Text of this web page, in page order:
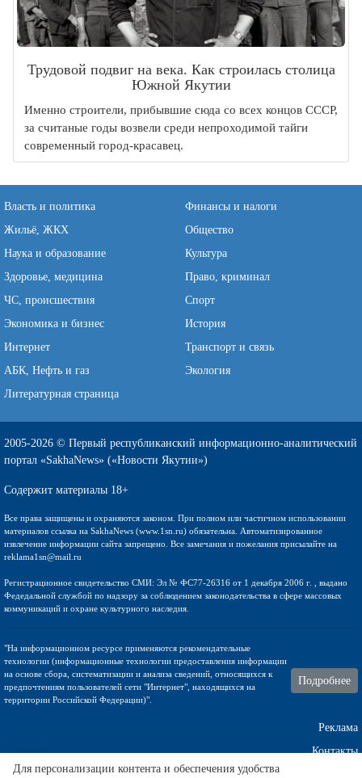
Трудовой подвиг на века. Как строилась столица
Южной Якутии
Именно строители, прибывшие сюда со всех концов СССР,
за считаные годы возвели среди непроходимой тайги
современный город-красавец.
Власть и политика
Финансы и налоги
Жильё, ЖКХ
Общество
Наука и образование
Культура
Здоровье, медицина
Право, криминал
ЧС, происшествия
Спорт
Экономика и бизнес
История
Интернет
Транспорт и связь
АБК, Нефть и газ
Экология
Литературная страница
2005-2026 © Первый республиканский информационно-аналитический
портал «SakhaNews» («Новости Якутии»)
Содержит материалы 18+
Все права защищены и охраняются законом. При полном или частичном использовании
материалов ссылка на SakhaNews (www.1sn.ru) обязательна. Автоматизированное
извлечение информации сайта запрещено. Все замечания и пожелания присылайте на
reklama1sn@mail.ru
Регистрационное свидетельство СМИ: Эл № ФС77-26316 от 1 декабря 2006 г. , выдано
Федедальной службой по надзору за соблюдением законодательства в сфере массовых
коммуникаций и охране культурного наследия.
"На информационном ресурсе применяются рекомендательные
технологии (информационные технологии предоставления информации
на основе сбора, систематизации и анализа сведений, относящихся к
предпочтениям пользователей сети "Интернет", находящихся на
территории Российской Федерации)".
Подробнее
Реклама
Контакты
Для персонализации контента и обеспечения удобства